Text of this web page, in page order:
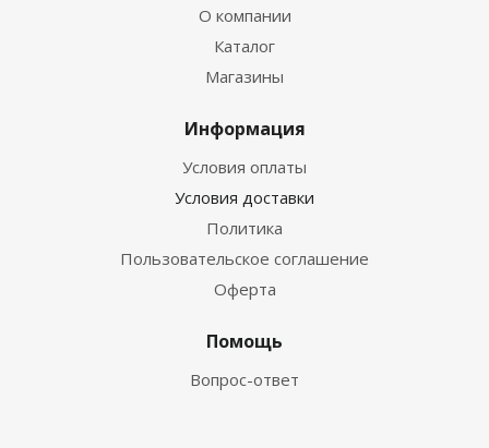
О компании
Каталог
Магазины
Информация
Условия оплаты
Условия доставки
Политика
Пользовательское соглашение
Оферта
Помощь
Вопрос-ответ